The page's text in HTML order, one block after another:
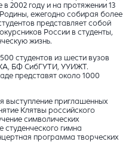
2002 году и на протяжении 13
ежегодно собирая более
представляет собой
России в студенты,
жизнь.
студентов из шести вузов
БФ СибГУТИ, УУИЖТ.
представят около 1000
выступление приглашенных
Клятвы российского
символических
студенческого гимна
программа творческих